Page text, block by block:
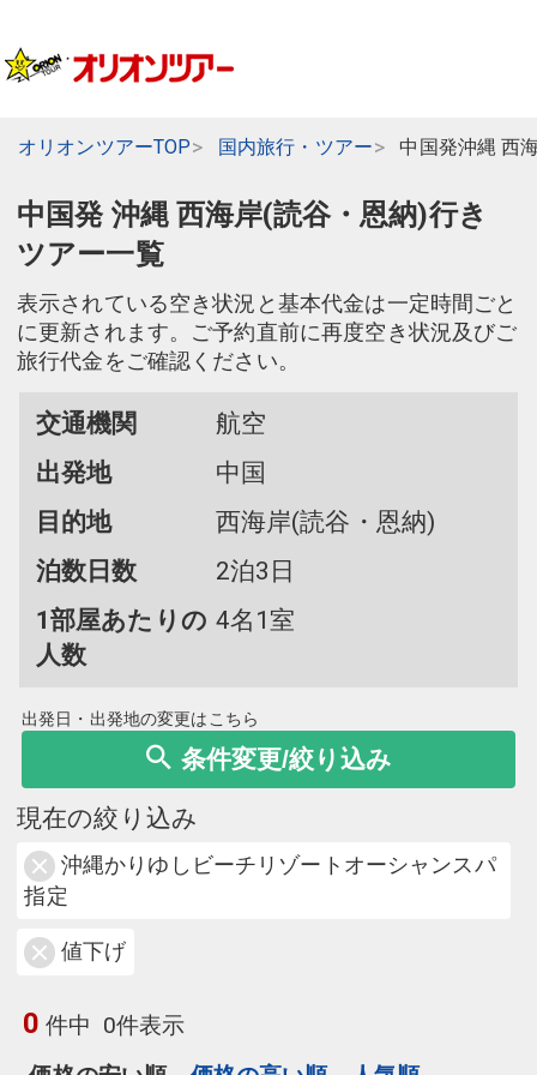
オリオンツアーTOP 国内旅行・ツアー 中国発沖縄 西
中国発 沖縄 西海岸(読谷・恩納)行き
ツアー一覧
表示されている空き状況と基本代金は一定時間ごと
に更新されます。ご予約直前に再度空き状況及びご
旅行代金をご確認ください。
交通機関
航空
出発地
中国
目的地
西海岸(読谷・恩納)
泊数日数
2泊3日
1部屋あたりの
人数
4名1室
出発日・出発地の変更はこちら
条件変更/絞り込み
現在の絞り込み
沖縄かりゆしビーチリゾートオーシャンスパ
指定
値下げ
0 件中 0件表示